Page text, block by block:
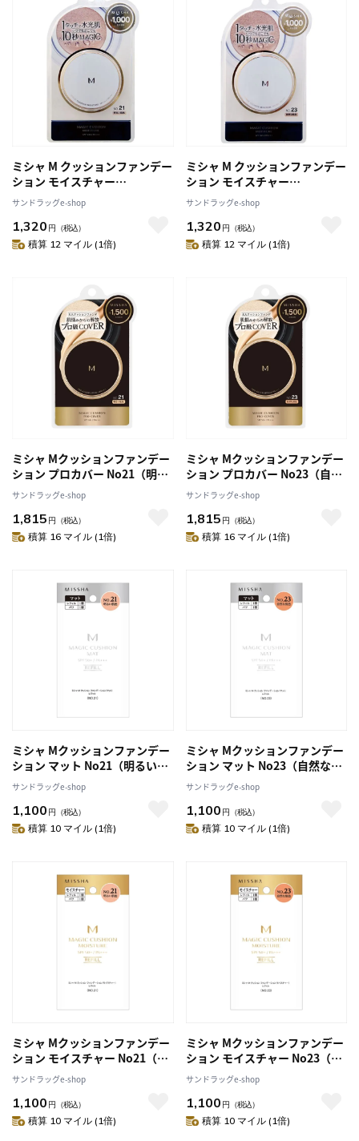
ミシャ M クッションファンデー
ション モイスチャー
NO.21（明るい肌色） 15g
サンドラッグe-shop
1,320 円 （税込）
積算 12 マイル (1倍)
ミシャ M クッションファンデー
ション モイスチャー
NO.23（自然な肌色） 15g
サンドラッグe-shop
1,320 円 （税込）
積算 12 マイル (1倍)
ミシャ Mクッションファンデー
ション プロカバー No21（明る
い肌色）
サンドラッグe-shop
1,815 円 （税込）
積算 16 マイル (1倍)
ミシャ Mクッションファンデー
ション プロカバー No23（自然
な肌色）
サンドラッグe-shop
1,815 円 （税込）
積算 16 マイル (1倍)
ミシャ Mクッションファンデー
ション マット No21（明るい肌
色） レフィル
サンドラッグe-shop
1,100 円 （税込）
積算 10 マイル (1倍)
ミシャ Mクッションファンデー
ション マット No23（自然な肌
色） レフィル
サンドラッグe-shop
1,100 円 （税込）
積算 10 マイル (1倍)
ミシャ Mクッションファンデー
ション モイスチャー No21（明
るい肌色） レフィル
サンドラッグe-shop
1,100 円 （税込）
積算 10 マイル (1倍)
ミシャ Mクッションファンデー
ション モイスチャー No23（自
然な肌色） レフィル
サンドラッグe-shop
1,100 円 （税込）
積算 10 マイル (1倍)